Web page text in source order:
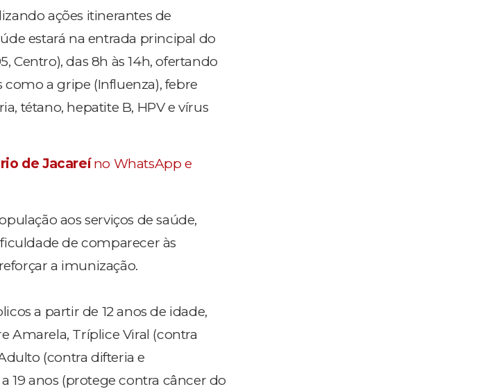
ações itinerantes de
estará na entrada principal do
Centro), das 8h às 14h, ofertando
a gripe (Influenza), febre
tétano, hepatite B, HPV e vírus
de Jacareíno WhatsApp e
aos serviços de saúde,
de comparecer às
a imunização.
a partir de 12 anos de idade,
Amarela, Tríplice Viral (contra
(contra difteria e
a 19 anos (protege contra câncer do